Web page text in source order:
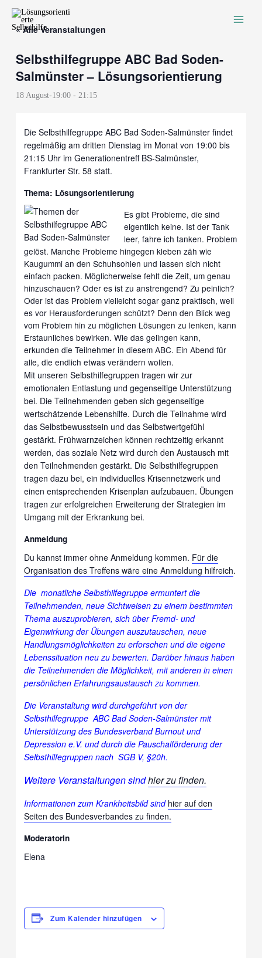
Inhalt
springen« Alle Veranstaltungen
Selbsthilfegruppe ABC Bad Soden-
Salmünster – Lösungsorientierung
18 August-19:00 -21:15
Die Selbsthilfegruppe ABC Bad Soden-Salmünster findet
regelmäßig am dritten Dienstag im Monat von 19:00 bis
21:15 Uhr im Generationentreff BS-Salmünster,
Frankfurter Str. 58 statt.
Thema: Lösungsorientierung
Es gibt Probleme, die sind
eigentlich keine. Ist der Tank
leer, fahre ich tanken. Problem
gelöst. Manche Probleme hingegen kleben zäh wie
Kaugummi an den Schuhsohlen und lassen sich nicht
einfach packen. Möglicherweise fehlt die Zeit, um genau
hinzuschauen? Oder es ist zu anstrengend? Zu peinlich?
Oder ist das Problem vielleicht sogar ganz praktisch, weil
es vor Herausforderungen schützt? Denn den Blick weg
vom Problem hin zu möglichen Lösungen zu lenken, kann
Erstaunliches bewirken. Wie das gelingen kann,
erkunden die Teilnehmer in diesem ABC. Ein Abend für
alle, die endlich etwas verändern wollen.
Mit unseren Selbsthilfegruppen tragen wir zur
emotionalen Entlastung und gegenseitige Unterstützung
bei. Die Teilnehmenden geben sich gegenseitige
wertschätzende Lebenshilfe. Durch die Teilnahme wird
das Selbstbewusstsein und das Selbstwertgefühl
gestärkt. Frühwarnzeichen können rechtzeitig erkannt
werden, das soziale Netz wird durch den Austausch mit
den Teilnehmenden gestärkt. Die Selbsthilfegruppen
tragen dazu bei, ein individuelles Krisennetzwerk und
einen entsprechenden Krisenplan aufzubauen. Übungen
tragen zur erfolgreichen Erweiterung der Strategien im
Umgang mit der Erkrankung bei.
Anmeldung
Du kannst immer ohne Anmeldung kommen. Für die
Organisation des Treffens wäre eine Anmeldung hilfreich.
Die monatliche Selbsthilfegruppe ermuntert die
Teilnehmenden, neue Sichtweisen zu einem bestimmten
Thema auszuprobieren, sich über Fremd- und
Eigenwirkung der Übungen auszutauschen, neue
Handlungsmöglichkeiten zu erforschen und die eigene
Lebenssituation neu zu bewerten. Darüber hinaus haben
die Teilnehmenden die Möglichkeit, mit anderen in einen
persönlichen Erfahrungsaustausch zu kommen.
Die Veranstaltung wird durchgeführt von der
Selbsthilfegruppe ABCBad Soden-Salmünstermit
Unterstützung des Bundesverband Burnout und
Depression e.V. und durch die Pauschalförderung der
Selbsthilfegruppen nach SGB V, §20h.
Weitere Veranstaltungen sindhier zu finden.
Informationen zum Krankheitsbild sind hier auf den
Seiten des Bundesverbandes zu finden.
Moderatorin
Elena
Zum Kalender hinzufügen